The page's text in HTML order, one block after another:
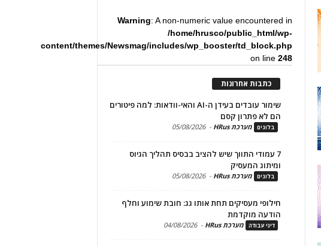
Warning: A non-numeric value encountered in
/home/hrusco/public_html/wp-
content/themes/Newsmag/includes/wp_booster/td_block.php
on line248
כתבות אחרונות
שימור עובדים בעידן ה-AI והאי-וודאות: למה פיטורים
הם לא פתרון קסם
בלוגים מערכת HRus -
05/08/2026
7 עמודי התווך שיש להציב בבסיס תהליך הגיוס
ומיתוג המעסיק
בלוגים מערכת HRus -
05/08/2026
חילופי מעסיקים תחת אותו גג: חובת שימוע וחלף
הודעה מוקדמת
דיני עבודה מערכת HRus -
04/08/2026